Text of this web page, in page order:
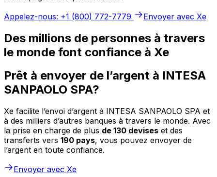
Appelez-nous: +1 (800) 772-7779
Envoyer avec Xe
Des millions de personnes à travers
le monde font confiance à Xe
Prêt à envoyer de l’argent à INTESA
SANPAOLO SPA?
Xe facilite l’envoi d’argent à INTESA SANPAOLO SPA et
à des milliers d’autres banques à travers le monde. Avec
la prise en charge de plus de 130 devises et des
transferts vers 190 pays, vous pouvez envoyer de
l’argent en toute confiance.
Envoyer avec Xe